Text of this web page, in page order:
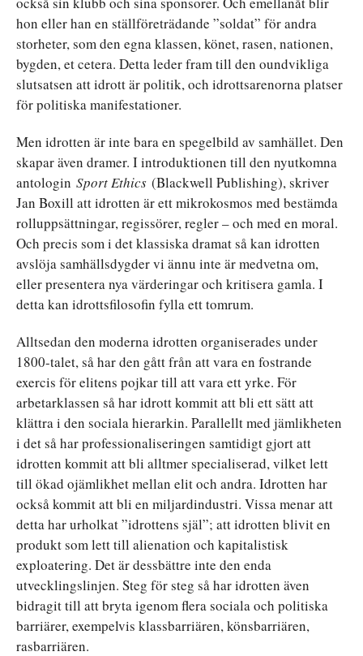
hon eller han en ställföreträdande ”soldat” för andra
storheter, som den egna klassen, könet, rasen, nationen,
bygden, et cetera. Detta leder fram till den oundvikliga
slutsatsen att idrott är politik, och idrottsarenorna platser
för politiska manifestationer.
Men idrotten är inte bara en spegelbild av samhället. Den
skapar även dramer. I introduktionen till den nyutkomna
antologin Sport Ethics (Blackwell Publishing), skriver
Jan Boxill att idrotten är ett mikrokosmos med bestämda
rolluppsättningar, regissörer, regler – och med en moral.
Och precis som i det klassiska dramat så kan idrotten
avslöja samhällsdygder vi ännu inte är medvetna om,
eller presentera nya värderingar och kritisera gamla. I
detta kan idrottsfilosofin fylla ett tomrum.
Alltsedan den moderna idrotten organiserades under
1800-talet, så har den gått från att vara en fostrande
exercis för elitens pojkar till att vara ett yrke. För
arbetarklassen så har idrott kommit att bli ett sätt att
klättra i den sociala hierarkin. Parallellt med jämlikheten
i det så har professionaliseringen samtidigt gjort att
idrotten kommit att bli alltmer specialiserad, vilket lett
till ökad ojämlikhet mellan elit och andra. Idrotten har
också kommit att bli en miljardindustri. Vissa menar att
detta har urholkat ”idrottens själ”; att idrotten blivit en
produkt som lett till alienation och kapitalistisk
exploatering. Det är dessbättre inte den enda
utvecklingslinjen. Steg för steg så har idrotten även
bidragit till att bryta igenom flera sociala och politiska
barriärer, exempelvis klassbarriären, könsbarriären,
rasbarriären.